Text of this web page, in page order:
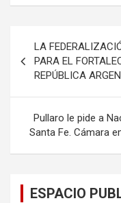
ce
b
o
o
k
tt
er
ail
de
entradas
LA
PARA EL
REPÚBLICA
Pullaro le pide a
Santa Fe. Cámara
ESPACIO